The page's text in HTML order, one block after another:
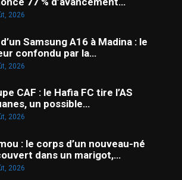
2026
Samsung A16 à Madina : le
confondu par la…
2026
CAF : le Hafia FC tire l’AS
un possible…
2026
: le corps d’un nouveau-né
dans un marigot,…
2026